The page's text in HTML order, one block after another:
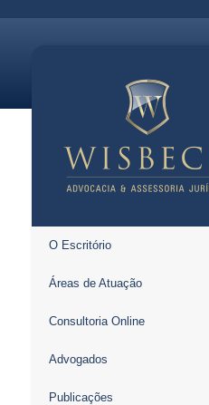
O Escritório
Áreas de Atuação
Consultoria Online
Advogados
Publicações